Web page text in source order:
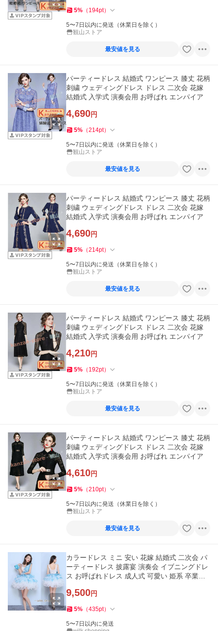
5% （ 194pt）
5〜7日以内に発送（休業日を除く）
観山ストア
最安値を見る
パーティードレス 結婚式 ワンピース 膝丈 花柄
刺繍 ウェディングドレス ドレス 二次会 花嫁
結婚式 入学式 演奏会用 お呼ばれ エンパイア
4,690円
5% （214pt）
5〜7日以内に発送（休業日を除く）
観山ストア
最安値を見る
パーティードレス 結婚式 ワンピース 膝丈 花柄
刺繍 ウェディングドレス ドレス 二次会 花嫁
結婚式 入学式 演奏会用 お呼ばれ エンパイア
4,690円
5% （214pt）
5〜7日以内に発送（休業日を除く）
観山ストア
最安値を見る
パーティードレス 結婚式 ワンピース 膝丈 花柄
刺繍 ウェディングドレス ドレス 二次会 花嫁
結婚式 入学式 演奏会用 お呼ばれ エンパイア
4,210円
5% （ 192pt）
5〜7日以内に発送（休業日を除く）
観山ストア
最安値を見る
パーティードレス 結婚式 ワンピース 膝丈 花柄
刺繍 ウェディングドレス ドレス 二次会 花嫁
結婚式 入学式 演奏会用 お呼ばれ エンパイア
4,610円
5% （210pt）
5〜7日以内に発送（休業日を除く）
観山ストア
最安値を見る
カラードレス ミニ 安い 花嫁 結婚式 二次会 パ
ーティードレス 披露宴 演奏会 イブニングドレ
ス お呼ばれドレス 成人式 可愛い 姫系 卒業式
9,500円
5% （435pt）
5〜7日以内に発送